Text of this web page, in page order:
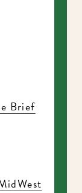
Brief